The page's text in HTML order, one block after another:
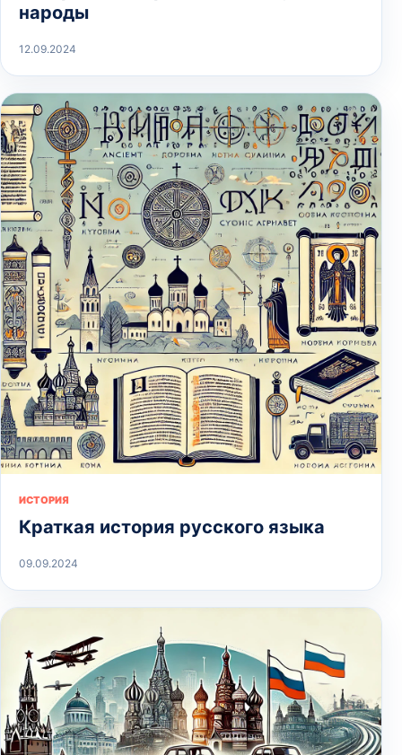
народы
12.09.2024
ИСТОРИЯ
Краткая история русского языка
09.09.2024